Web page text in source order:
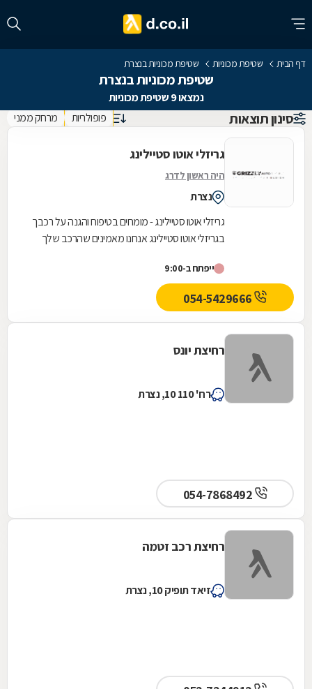
דף הבית שטיפת מכוניות שטיפת מכוניות בנצרת
שטיפת מכוניות בנצרת
נמצאו 9 שטיפת מכוניות
סינון תוצאות פופולריות מרחק ממני
גריזלי אוטו סטיילינג
היה ראשון לדרג
נצרת
גריזלי אוטו סטיילינג - מומחים בטיפוח והגנה על רכבך
בגריזלי אוטו סטיילינג אנחנו מאמינים שהרכב שלך
ייפתח ב-9:00
רחיצת יונס
רח' 110 10, נצרת
רחיצת רכב זטמה
זיאד תופיק 10, נצרת